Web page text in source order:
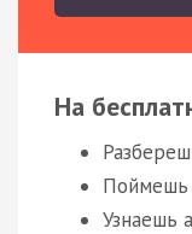
На
Поймешь
Узнаешь